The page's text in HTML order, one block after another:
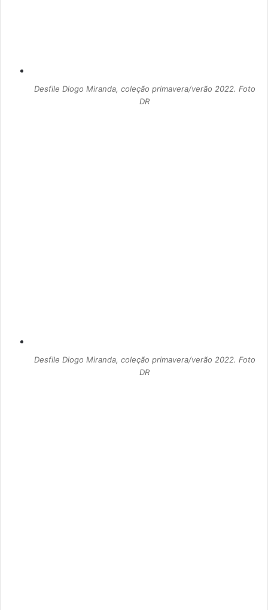
Desfile Diogo Miranda, coleção primavera/verão 2022. Foto
DR
Desfile Diogo Miranda, coleção primavera/verão 2022. Foto
DR